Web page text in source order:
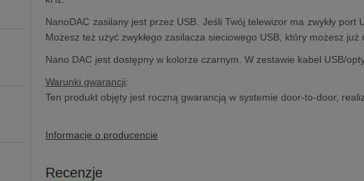
NanoDAC zasilany jest przez USB. Jeśli Twój telewizor ma zwykły
Możesz też użyć zwykłego zasilacza sieciowego USB, który możesz
Nano DAC jest dostępny w kolorze czarnym. W zestawie kabel USB/
Warunki gwarancji:
Ten produkt objęty jest roczną gwarancją w systemie door-to-door,
Informacje o producencie
Recenzje